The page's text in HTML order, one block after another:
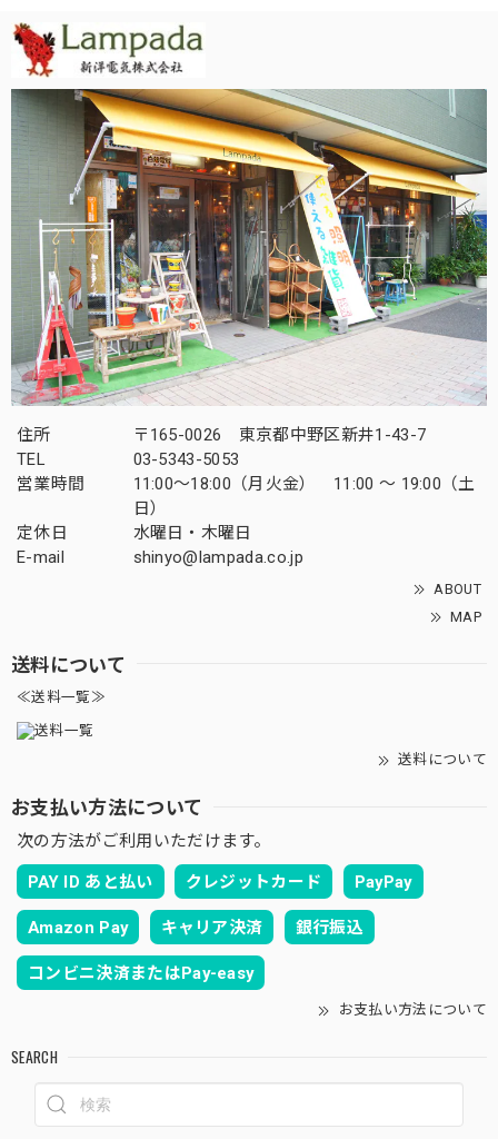
住所
〒165-0026 東京都中野区新井1-43-7
TEL
03-5343-5053
営業時間
11:00～18:00（月火金） 11:00 ～ 19:00（土
日）
定休日
水曜日・木曜日
E-mail
shinyo@lampada.co.jp
ABOUT
MAP
送料について
≪送料一覧≫
送料について
お支払い方法について
次の方法がご利用いただけます。
PAY ID あと払い クレジットカード PayPay
Amazon Pay キャリア決済 銀行振込
コンビニ決済またはPay-easy
お支払い方法について
SEARCH